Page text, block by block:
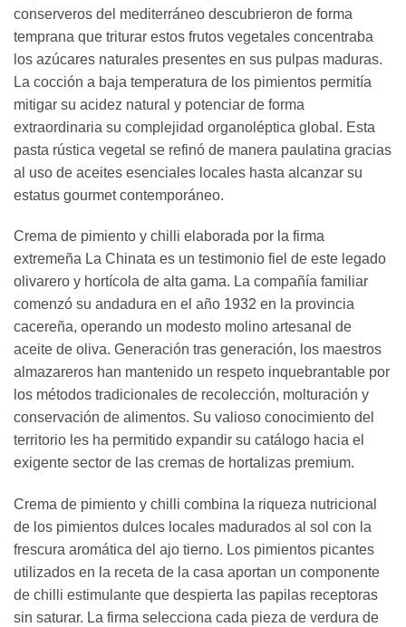
conserveros del mediterráneo descubrieron de forma
temprana que triturar estos frutos vegetales concentraba
los azúcares naturales presentes en sus pulpas maduras.
La cocción a baja temperatura de los pimientos permitía
mitigar su acidez natural y potenciar de forma
extraordinaria su complejidad organoléptica global. Esta
pasta rústica vegetal se refinó de manera paulatina gracias
al uso de aceites esenciales locales hasta alcanzar su
estatus gourmet contemporáneo.
Crema de pimiento y chilli elaborada por la firma
extremeña La Chinata es un testimonio fiel de este legado
olivarero y hortícola de alta gama. La compañía familiar
comenzó su andadura en el año 1932 en la provincia
cacereña, operando un modesto molino artesanal de
aceite de oliva. Generación tras generación, los maestros
almazareros han mantenido un respeto inquebrantable por
los métodos tradicionales de recolección, molturación y
conservación de alimentos. Su valioso conocimiento del
territorio les ha permitido expandir su catálogo hacia el
exigente sector de las cremas de hortalizas premium.
Crema de pimiento y chilli combina la riqueza nutricional
de los pimientos dulces locales madurados al sol con la
frescura aromática del ajo tierno. Los pimientos picantes
utilizados en la receta de la casa aportan un componente
de chilli estimulante que despierta las papilas receptoras
sin saturar. La firma selecciona cada pieza de verdura de